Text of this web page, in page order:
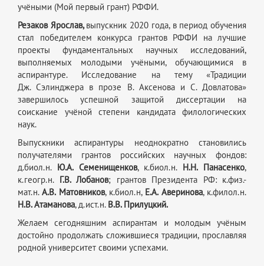
учёными (Мой первый грант) РФФИ.
Резаков Ярослав,выпускник 2020 года, в период обучения
стал победителем конкурса грантов РФФИ на лучшие
проекты фундаментальных научных исследований,
выполняемых молодыми учёными, обучающимися в
аспирантуре. Исследование на тему «Традиции
Дж. Сэлинджера в прозе В. Аксенова и С. Довлатова»
завершилось успешной защитой диссертации на
соискание учёной степени кандидата филологических
наук.
Выпускники аспирантуры неоднократно становились
получателями грантов российских научных фондов:
д.биол.н. Ю.А. Семенищенков, к.биол.н. Н.Н. Панасенко,
к.геогр.н. Г.В. Лобанов; грантов Президента РФ: к.физ.-
мат.н.А.В. Матовников, к.биол.н, Е.А. Аверинова, к.филол.н.
Н.В. Атаманова, д.ист.н. В.В. Прилуцкий.
Желаем сегодняшним аспирантам и молодым учёным
достойно продолжать сложившиеся традиции, прославляя
родной университет своими успехами.